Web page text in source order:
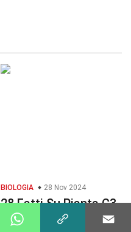
BIOLOGIA 28 Nov 2024
28 Fatti Su Pianta C3